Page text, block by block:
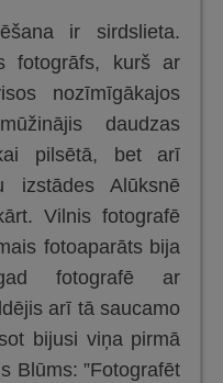
ir sirdslieta.
fotogrāfs, kurš ar
nozīmīgākajos
daudzas
pilsētā, bet arī
izstādes Alūksnē
Vilnis fotografē
fotoaparāts bija
fotografē ar
arī tā saucamo
bijusi viņa pirmā
Blūms: ”Fotografēt